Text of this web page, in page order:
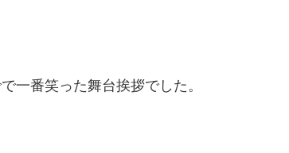
一番笑った舞台挨拶でした。